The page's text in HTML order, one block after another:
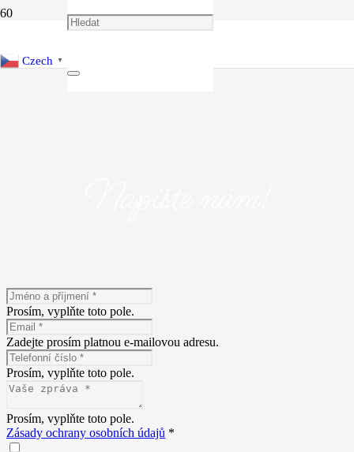
Czech ▼
Prosím, vyplňte toto pole.
Zadejte prosím platnou e-mailovou adresu.
Prosím, vyplňte toto pole.
Prosím, vyplňte toto pole.
Zásady ochrany osobních údajů *